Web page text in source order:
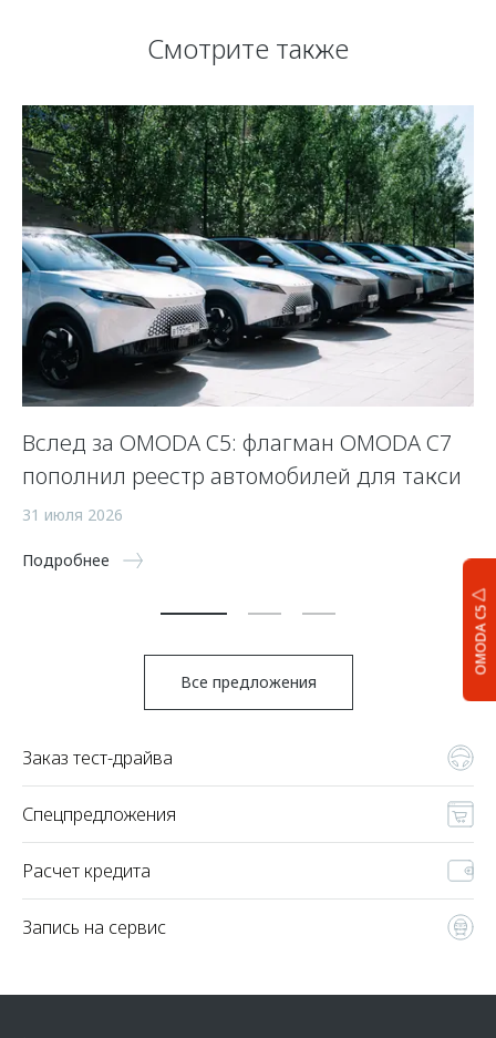
OMODA C5
Смотрите также
Вслед за OMODA C5: флагман OMODA C7
пополнил реестр автомобилей для такси
31 июля 2026
Подробнее
Все предложения
Заказ тест-драйва
Спецпредложения
Расчет кредита
Запись на сервис